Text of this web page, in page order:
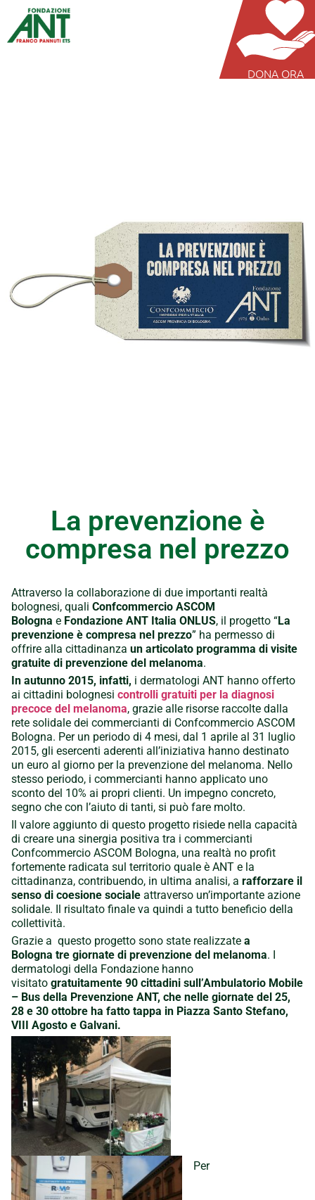
DONA ORA
La prevenzione è
compresa nel prezzo
Attraverso la collaborazione di due importanti realtà
bolognesi, quali Confcommercio ASCOM
Bologna e Fondazione ANT Italia ONLUS, il progetto “La
prevenzione è compresa nel prezzo” ha permesso di
offrire alla cittadinanza un articolato programma di visite
gratuite di prevenzione del melanoma.
In autunno 2015, infatti, i dermatologi ANT hanno offerto
ai cittadini bolognesi controlli gratuiti per la diagnosi
precoce del melanoma, grazie alle risorse raccolte dalla
rete solidale dei commercianti di Confcommercio ASCOM
Bologna. Per un periodo di 4 mesi, dal 1 aprile al 31 luglio
2015, gli esercenti aderenti all’iniziativa hanno destinato
un euro al giorno per la prevenzione del melanoma. Nello
stesso periodo, i commercianti hanno applicato uno
sconto del 10% ai propri clienti. Un impegno concreto,
segno che con l’aiuto di tanti, si può fare molto.
Il valore aggiunto di questo progetto risiede nella capacità
di creare una sinergia positiva tra i commercianti
Confcommercio ASCOM Bologna, una realtà no profit
fortemente radicata sul territorio quale è ANT e la
cittadinanza, contribuendo, in ultima analisi, a rafforzare il
senso di coesione sociale attraverso un’importante azione
solidale. Il risultato finale va quindi a tutto beneficio della
collettività.
Grazie a questo progetto sono state realizzate a
Bologna tre giornate di prevenzione del melanoma. I
dermatologi della Fondazione hanno
visitato gratuitamente 90 cittadini sull’Ambulatorio Mobile
– Bus della Prevenzione ANT, che nelle giornate del 25,
28 e 30 ottobre ha fatto tappa in Piazza Santo Stefano,
VIII Agosto e Galvani.
Per